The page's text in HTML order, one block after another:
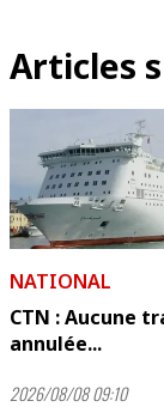
Articles
NATIONAL
CTN : Aucune
annulée...
2026/08/08 09:10